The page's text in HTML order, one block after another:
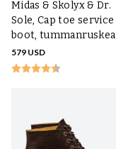
Midas & Skolyx & Dr.
Sole, Cap toe service
boot, tummanruskea
579 USD